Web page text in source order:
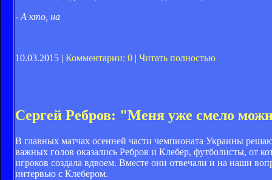
- А кто, на
10.03.2015 | Комментарии: 0 Читать полностью
Сергей Ребров: "Меня уже смело
В главных матчах осенней части чемпионата Украины
важных голов оказались Ребров и Клебер, футболисты, от
игроков создала вдвоем. Вместе они отвечали и на наши
интервью с Клебером.